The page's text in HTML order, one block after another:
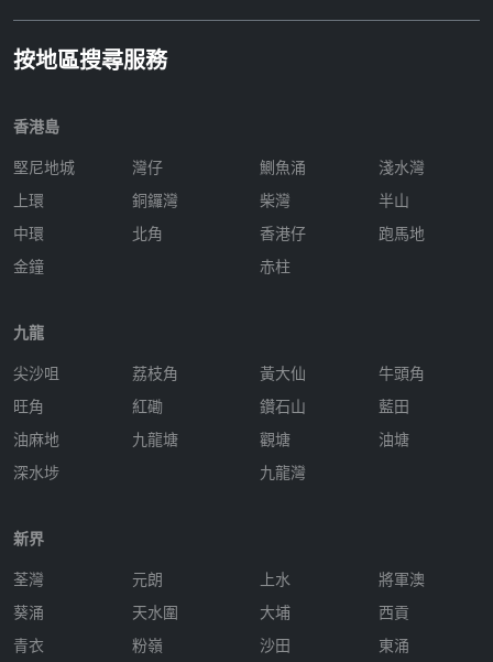
按地區搜尋服務
香港島
堅尼地城
上環
中環
金鐘
灣仔
銅鑼灣
北角
鰂魚涌
柴灣
香港仔
赤柱
淺水灣
半山
跑馬地
九龍
尖沙咀
旺角
油麻地
深水埗
荔枝角
紅磡
九龍塘
黃大仙
鑽石山
觀塘
九龍灣
牛頭角
藍田
油塘
新界
荃灣
葵涌
青衣
元朗
天水圍
粉嶺
上水
大埔
沙田
將軍澳
西貢
東涌